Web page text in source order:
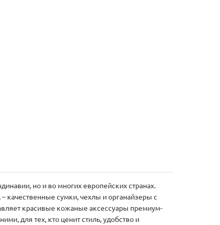
но и во многих европейских странах.
качественные сумки, чехлы и органайзеры с
красивые кожаные аксессуары премиум-
для тех, кто ценит стиль, удобство и